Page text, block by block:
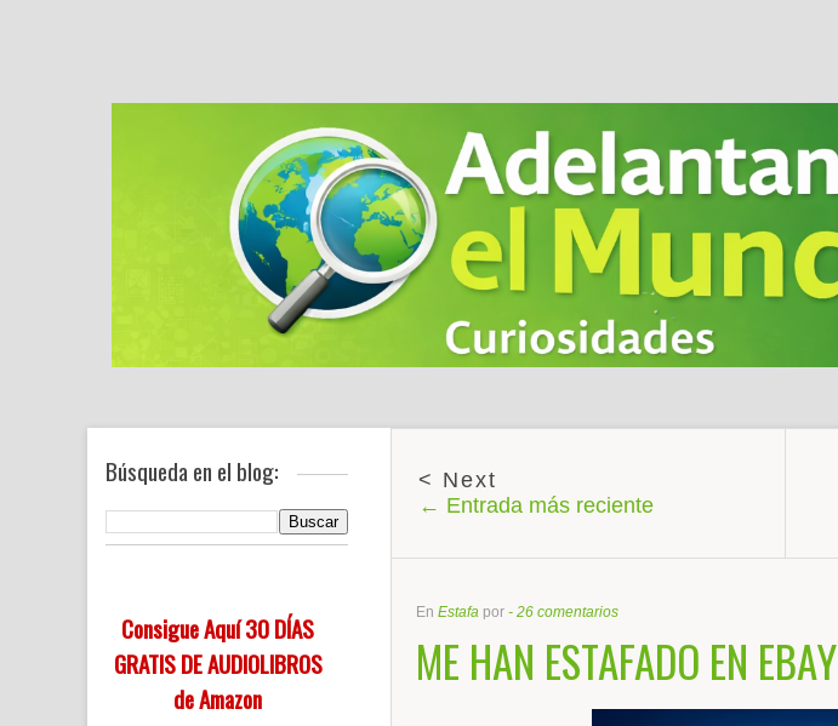
Búsqueda en el blog:
Consigue Aquí 30 DÍAS
GRATIS DE AUDIOLIBROS
de Amazon
← Entrada más reciente
En Estafa por - 26 comentarios
ME HAN ESTAFADO EN EBAY